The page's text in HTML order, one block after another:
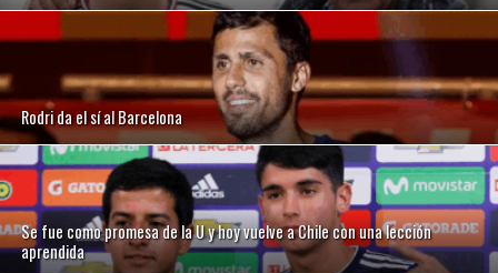
Rodri da el sí al Barcelona
Se fue como promesa de la U y hoy vuelve a Chile con una lección
aprendida